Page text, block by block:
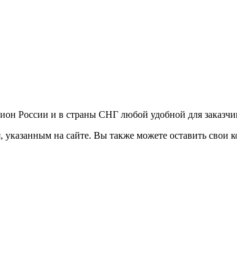
России и в страны СНГ любой удобной для
на сайте. Вы также можете оставить свои